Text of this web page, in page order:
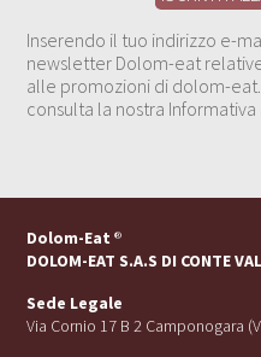
Inserendo il tuo indirizzo e-
newsletter Dolom-eat
alle promozioni di dolom-
consulta la nostra
Dolom-Eat ®
DOLOM-EAT S.A.S DI CONTE
Sede Legale
Via Cornio 17 B 2 Camponogara